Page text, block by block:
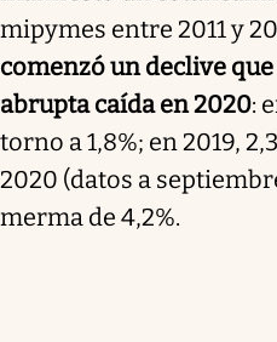
mipymes entre 2011 y
comenzó un declive
abrupta caída en 2020:
torno a 1,8%; en 2019,
2020 (datos a
merma de 4,2%.